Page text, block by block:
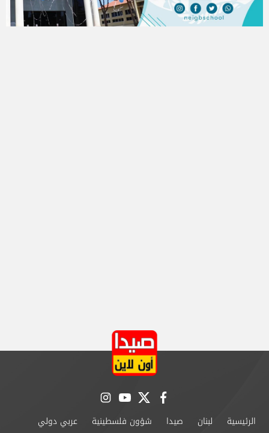
facebook
twitter
youtube
instagram
الرئيسية لبنان صيدا شؤون فلسطينية عربي دولي